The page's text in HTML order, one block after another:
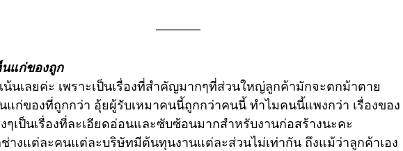
นแก่ของถูก
น้นเลยค่ะ เพราะเป็นเรื่องที่สำคัญมากๆที่ส่วนใหญ่ลูกค้ามักจะตกม้าตาย
นแก่ของที่ถูกกว่า อุ้ยผู้รับเหมาคนนี้ถูกกว่าคนนี้ ทำไมคนนี้แพงกว่า เรื่องของ
ๆเป็นเรื่องที่ละเอียดอ่อนและซับซ้อนมากสำหรับงานก่อสร้างนะคะ
ช่างแต่ละคนแต่ละบริษัทมีต้นทุนงานแต่ละส่วนไม่เท่ากัน ถึงแม้ว่าลูกค้าเอง